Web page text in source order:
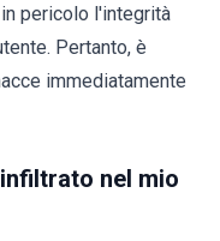
pericolo l'integrità
Pertanto, è
immediatamente
nel mio